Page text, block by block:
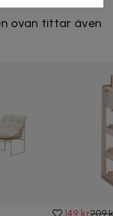
ovan tittar även
149 kr209